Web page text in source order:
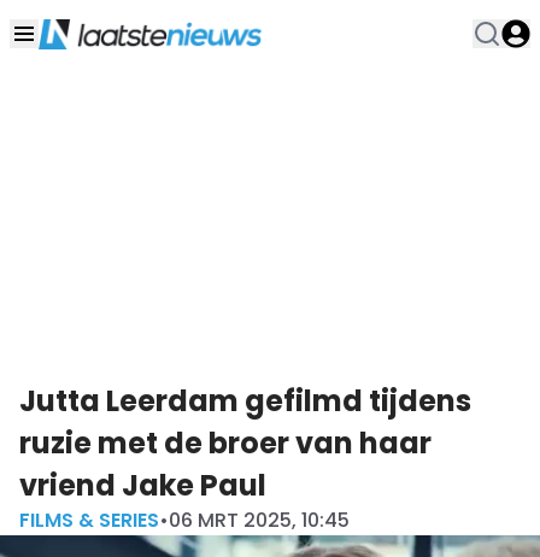
Jutta Leerdam gefilmd tijdens
ruzie met de broer van haar
vriend Jake Paul
FILMS & SERIES•06 MRT 2025, 10:45